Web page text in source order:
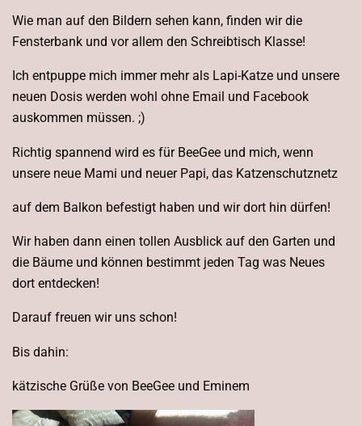
Wie man auf den Bildern sehen kann, finden wir die
Fensterbank und vor allem den Schreibtisch Klasse!
Ich entpuppe mich immer mehr als Lapi-Katze und unsere
neuen Dosis werden wohl ohne Email und Facebook
auskommen müssen. ;)
Richtig spannend wird es für BeeGee und mich, wenn
unsere neue Mami und neuer Papi, das Katzenschutznetz
auf dem Balkon befestigt haben und wir dort hin dürfen!
Wir haben dann einen tollen Ausblick auf den Garten und
die Bäume und können bestimmt jeden Tag was Neues
dort entdecken!
Darauf freuen wir uns schon!
Bis dahin:
kätzische Grüße von BeeGee und Eminem